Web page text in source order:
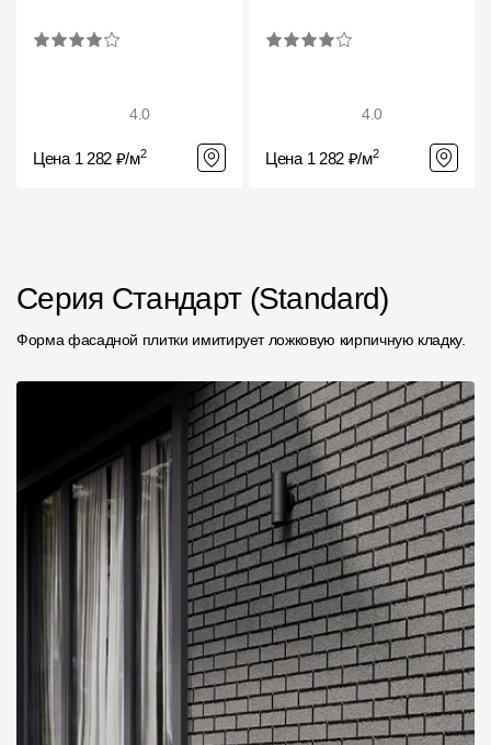
4.0
Цена 1 282 ₽/м2
4.0
Цена 1 282 ₽/м2
Серия Стандарт (Standard)
Форма фасадной плитки имитирует ложковую кирпичную кладку.